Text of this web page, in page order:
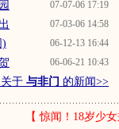
07-07-06 17:19
07-03-06 14:58
06-12-13 16:44
)
06-06-21 10:43
于 与非门 的新闻>>
【惊闻！18岁少